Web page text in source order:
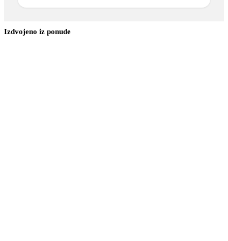
Izdvojeno iz ponude